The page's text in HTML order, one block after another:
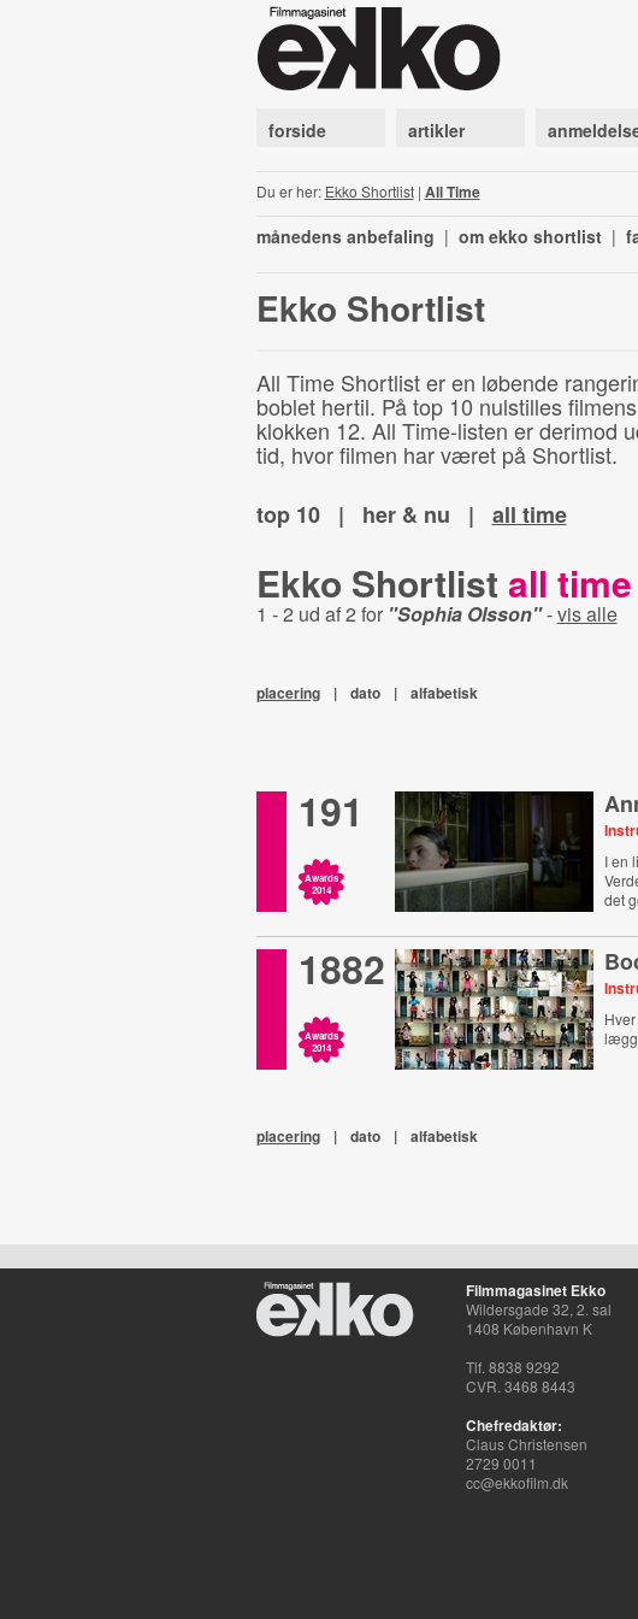
forside artikler
Du er her: Ekko Shortlist| All Time
månedens anbefaling | om ekko shortlist |
Ekko Shortlist
All Time Shortlist er en løbende
boblet hertil. På top 10 nulstilles
klokken 12. All Time-listen er derimod
tid, hvor filmen har været på Shortlist.
top 10
| her & nu | all time
Ekko Shortlist all time
1 - 2 ud af 2 for "Sophia Olsson"-vis alle
placering | dato | alfabetisk
191
Awards
2014
I en
det
1882
Awards
2014
placering | dato | alfabetisk
Filmmagasinet Ekko
Wildersgade 32, 2. sal
1408 København K
Tlf. 8838 9292
CVR. 3468 8443
Chefredaktør:
Claus Christensen
2729 0011
cc@ekkofilm.dk